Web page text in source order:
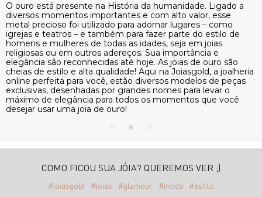
Ligado a
esse
como
estilo de
joias
e
são
a joalheria
de peças
o
você
O ouro está presente na História da humanidade.
diversos momentos importantes e com alto valor,
metal precioso foi utilizado para adornar lugares –
igrejas e teatros – e também para fazer parte do
homens e mulheres de todas as idades, seja em
religiosas ou em outros adereços. Sua
elegância são reconhecidas até hoje. As joias de
cheias de estilo e alta qualidade! Aqui na
online perfeita para você, estão diversos modelos
exclusivas, desenhadas por grandes nomes para
máximo de elegância para todos os momentos
desejar usar uma joia de ouro!
COMO FICOU SUA JÓIA? QUEREMOS VER ;)
#joiasgold #joias #glamour #moda #estilo